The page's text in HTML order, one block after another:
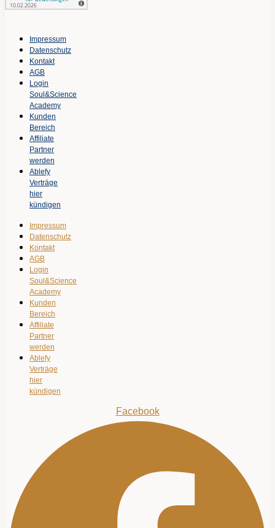
Impressum
Datenschutz
Kontakt
AGB
Login
Soul&Science
Academy
Kunden
Bereich
Affiliate
Partner
werden
Ablefy
Verträge
hier
kündigen
Impressum
Datenschutz
Kontakt
AGB
Login
Soul&Science
Academy
Kunden
Bereich
Affiliate
Partner
werden
Ablefy
Verträge
hier
kündigen
Facebook